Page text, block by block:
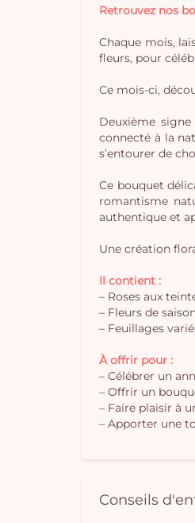
Retrouvez nos
Chaque mois,
fleurs, pour
Ce mois-ci,
Deuxième
connecté à la
s’entourer de
Ce bouquet
romantisme
authentique et
Une création
Il contient :
– Roses aux
– Fleurs de
– Feuillages
À offrir pour :
– Célébrer un
– Offrir un
– Faire plaisir à
– Apporter une
Conseils